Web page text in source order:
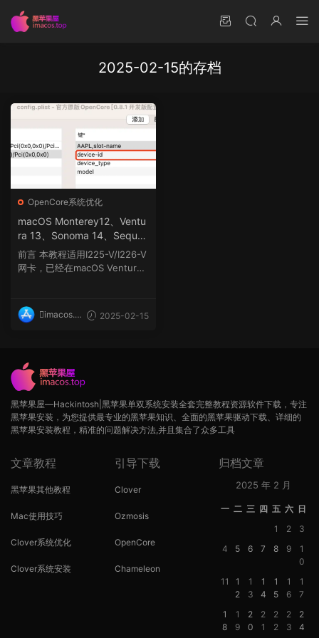
2025-02-15的存档
OpenCore系统优化
macOS Monterey12、Ventu
ra 13、Sonoma 14、Sequoi
a 15及更高系统 I225-V/I226
-V网卡驱动教程
前言 本教程适用I225-V/I226-V
网卡，已经在macOS Ventura 1
imacos.t
2025-02-15
黑苹果屋—Hackintosh|黑苹果单双系统安装全套完整教程资源软件下载，专注
黑苹果安装，为您提供最专业的黑苹果知识、全面的黑苹果驱动下载、详细的
黑苹果安装教程，精准的问题解决方法,并且集合了众多工具
文章教程
黑苹果其他教程
Mac使用技巧
Clover系统优化
Clover系统安装
引导下载
Clover
Ozmosis
OpenCore
Chameleon
归档文章
2025 年 2 月
一 二 三 四 五 六 日
1
2
3
4
5 6 7 8 9
1
0
11
1
2
1
3
1
4
1
5
1
6
1
7
1
8
1
9
2
0
2
1
2
2
2
3
2
4